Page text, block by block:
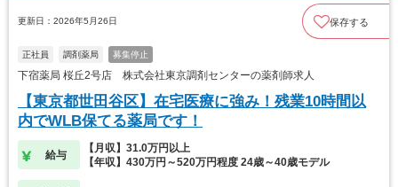
更新日：2026年5月26日 保存する
正社員 調剤薬局 募集停止
下宿薬局 桜丘2号店 株式会社東京調剤センターの薬剤師求人
【東京都世田谷区】在宅医療に強み！残業10時間以
内でWLB保てる薬局です！
給与
【月収】31.0万円以上
【年収】430万円～520万円程度 24歳～40歳モデル